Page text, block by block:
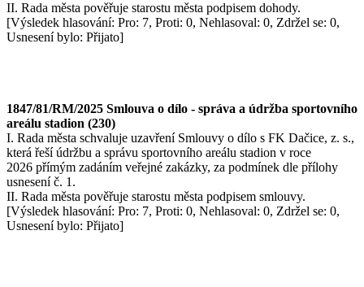
II. Rada města pověřuje starostu města podpisem dohody.
[Výsledek hlasování: Pro: 7, Proti: 0, Nehlasoval: 0, Zdržel se: 0,
Usnesení bylo: Přijato]
1847/81/RM/2025 Smlouva o dílo - správa a údržba sportovního
areálu stadion (230)
I. Rada města schvaluje uzavření Smlouvy o dílo s FK Dačice, z. s.,
která řeší údržbu a správu sportovního areálu stadion v roce
2026 přímým zadáním veřejné zakázky, za podmínek dle přílohy
usnesení č. 1.
II. Rada města pověřuje starostu města podpisem smlouvy.
[Výsledek hlasování: Pro: 7, Proti: 0, Nehlasoval: 0, Zdržel se: 0,
Usnesení bylo: Přijato]